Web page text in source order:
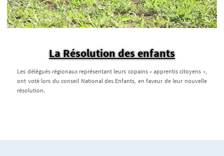
La Résolution des enfants
Les délégués régionaux représentant leurs copains « apprentis citoyens »,
ont voté lors du conseil National des Enfants, en faveur de leur nouvelle
résolution.